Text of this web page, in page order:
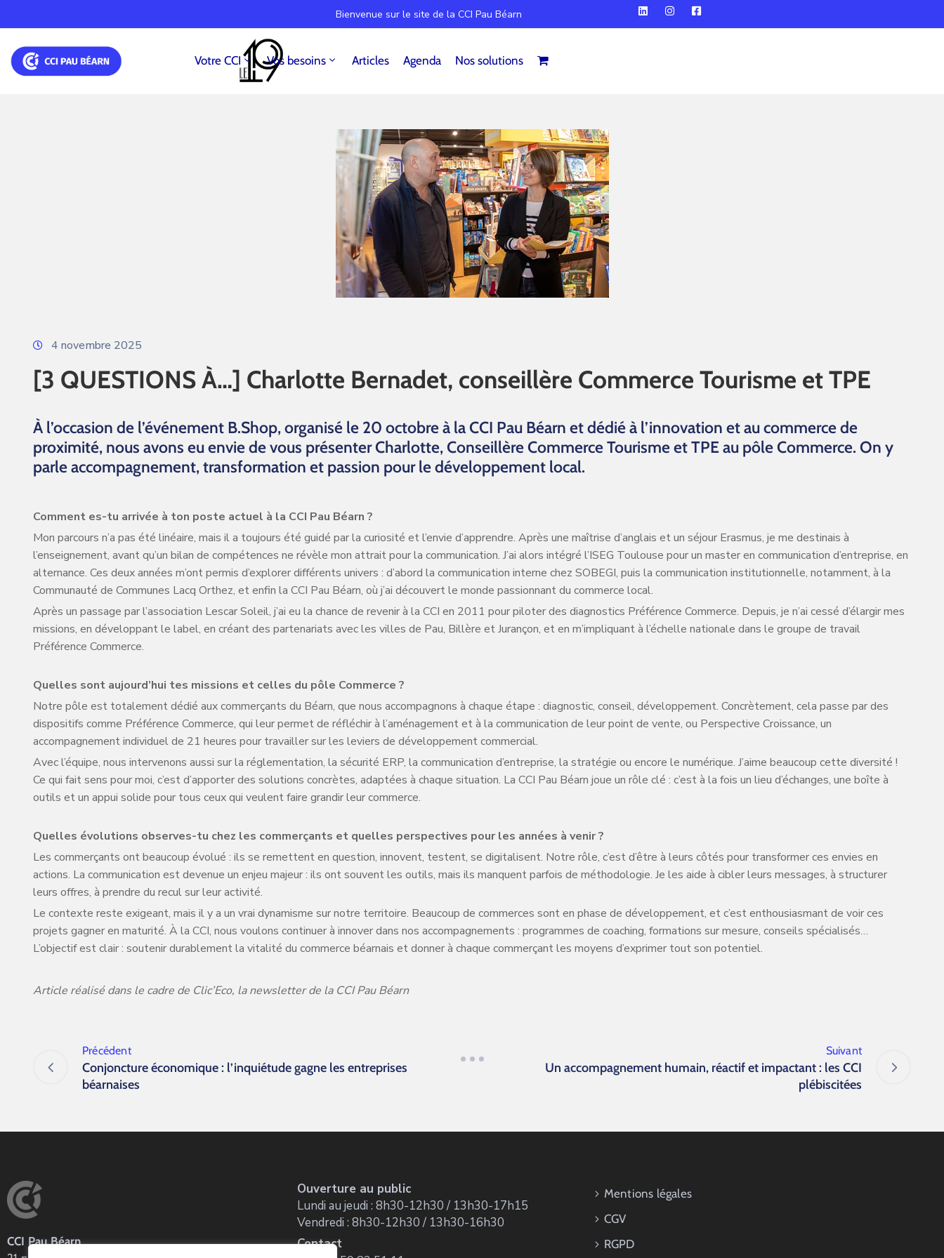
Bienvenue sur le site de la CCI Pau Béarn
Votre CCI Vos besoins Articles Agenda Nos solutions
4 novembre 2025
[3 QUESTIONS À…] Charlotte Bernadet, conseillère Commerce Tourisme et TPE
À l’occasion de l’événement B.Shop, organisé le 20 octobre à la CCI Pau Béarn et dédié à l’innovation et au commerce de
proximité, nous avons eu envie de vous présenter Charlotte, Conseillère Commerce Tourisme et TPE au pôle Commerce. On y
parle accompagnement, transformation et passion pour le développement local.
Comment es-tu arrivée à ton poste actuel à la CCI Pau Béarn ?
Mon parcours n’a pas été linéaire, mais il a toujours été guidé par la curiosité et l’envie d’apprendre. Après une maîtrise d’anglais et un séjour Erasmus, je me destinais à
l’enseignement, avant qu’un bilan de compétences ne révèle mon attrait pour la communication. J’ai alors intégré l’ISEG Toulouse pour un master en communication d’entreprise, en
alternance. Ces deux années m’ont permis d’explorer différents univers : d’abord la communication interne chez SOBEGI, puis la communication institutionnelle, notamment, à la
Communauté de Communes Lacq Orthez, et enfin la CCI Pau Béarn, où j’ai découvert le monde passionnant du commerce local.
Après un passage par l’association Lescar Soleil, j’ai eu la chance de revenir à la CCI en 2011 pour piloter des diagnostics Préférence Commerce. Depuis, je n’ai cessé d’élargir mes
missions, en développant le label, en créant des partenariats avec les villes de Pau, Billère et Jurançon, et en m’impliquant à l’échelle nationale dans le groupe de travail
Préférence Commerce.
Quelles sont aujourd’hui tes missions et celles du pôle Commerce ?
Notre pôle est totalement dédié aux commerçants du Béarn, que nous accompagnons à chaque étape : diagnostic, conseil, développement. Concrètement, cela passe par des
dispositifs comme Préférence Commerce, qui leur permet de réfléchir à l’aménagement et à la communication de leur point de vente, ou Perspective Croissance, un
accompagnement individuel de 21 heures pour travailler sur les leviers de développement commercial.
Avec l’équipe, nous intervenons aussi sur la réglementation, la sécurité ERP, la communication d’entreprise, la stratégie ou encore le numérique. J’aime beaucoup cette diversité !
Ce qui fait sens pour moi, c’est d’apporter des solutions concrètes, adaptées à chaque situation. La CCI Pau Béarn joue un rôle clé : c’est à la fois un lieu d’échanges, une boîte à
outils et un appui solide pour tous ceux qui veulent faire grandir leur commerce.
Quelles évolutions observes-tu chez les commerçants et quelles perspectives pour les années à venir ?
Les commerçants ont beaucoup évolué : ils se remettent en question, innovent, testent, se digitalisent. Notre rôle, c’est d’être à leurs côtés pour transformer ces envies en
actions. La communication est devenue un enjeu majeur : ils ont souvent les outils, mais ils manquent parfois de méthodologie. Je les aide à cibler leurs messages, à structurer
leurs offres, à prendre du recul sur leur activité.
Le contexte reste exigeant, mais il y a un vrai dynamisme sur notre territoire. Beaucoup de commerces sont en phase de développement, et c’est enthousiasmant de voir ces
projets gagner en maturité. À la CCI, nous voulons continuer à innover dans nos accompagnements : programmes de coaching, formations sur mesure, conseils spécialisés…
L’objectif est clair : soutenir durablement la vitalité du commerce béarnais et donner à chaque commerçant les moyens d’exprimer tout son potentiel.
Article réalisé dans le cadre de Clic’Eco, la newsletter de la CCI Pau Béarn
Précédent
Conjoncture économique : l’inquiétude gagne les entreprises
béarnaises
Suivant
Un accompagnement humain, réactif et impactant : les CCI
plébiscitées
CCI Pau Béarn
Ouverture au public
Lundi au jeudi : 8h30-12h30 / 13h30-17h15
Vendredi : 8h30-12h30 / 13h30-16h30
Contact
Mentions légales
CGV
RGPD